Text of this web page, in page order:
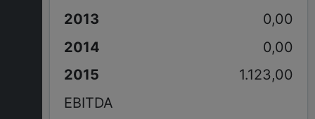
0,00
0,00
1.123,00
EBITDA